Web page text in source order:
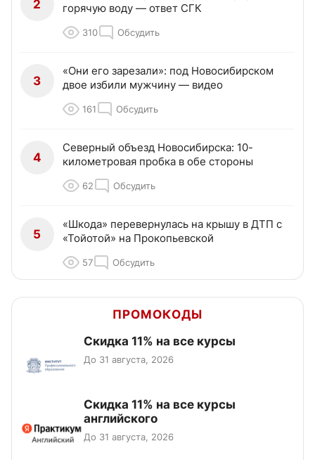
2
горячую воду — ответ СГК
310 Обсудить
3
«Они его зарезали»: под Новосибирском
двое избили мужчину — видео
161 Обсудить
4
Северный объезд Новосибирска: 10-
километровая пробка в обе стороны
62 Обсудить
5
«Шкода» перевернулась на крышу в ДТП с
«Тойотой» на Прокопьевской
57 Обсудить
ПРОМОКОДЫ
Скидка 11% на все курсы
До 31 августа, 2026
Скидка 11% на все курсы
английского
До 31 августа, 2026